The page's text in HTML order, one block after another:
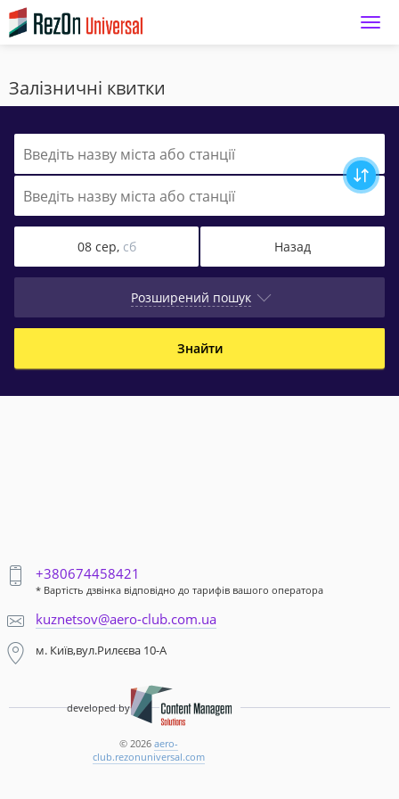
Main page
Залізничні квитки
08 сер, сб Назад
Знайти
Розширений пошук
+380674458421
* Вартість дзвінка відповідно до тарифів вашого оператора
kuznetsov@aero-club.com.ua
м. Київ,вул.Рилєєва 10-А
developed by
© 2026 aero-
club.rezonuniversal.com